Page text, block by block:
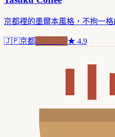
京都裡的墨爾本風格，不拘一
🇯🇵京都 ★ 4.9